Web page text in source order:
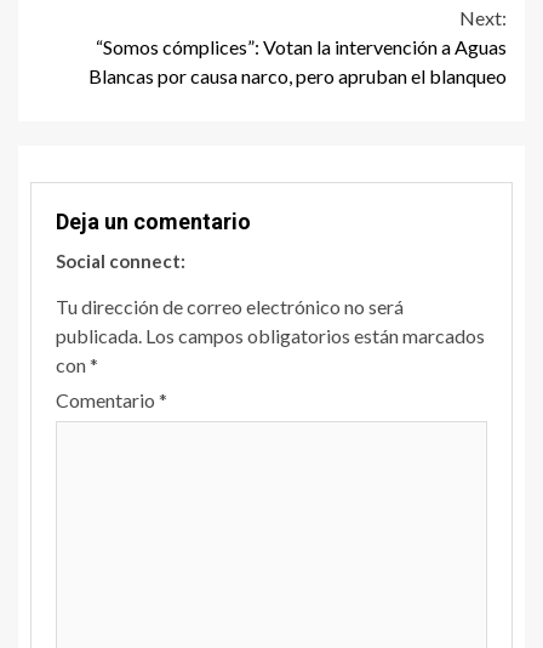
Next:
“Somos cómplices”: Votan la intervención a Aguas
Blancas por causa narco, pero apruban el blanqueo
Deja un comentario
Social connect:
Tu dirección de correo electrónico no será
publicada. Los campos obligatorios están marcados
con*
Comentario *